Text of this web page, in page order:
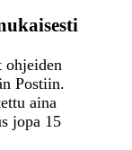
ohjeiden
Postiin.
aina
jopa 15